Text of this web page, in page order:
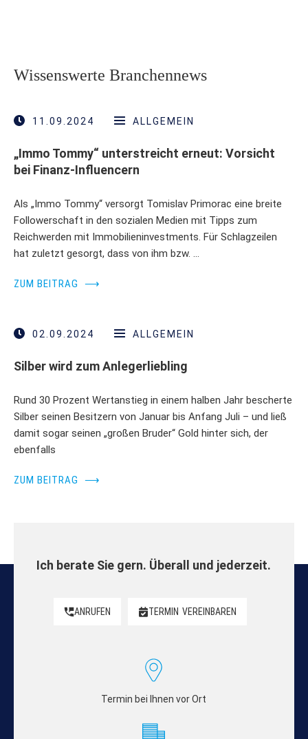
Wissenswerte Branchennews
11.09.2024 ALLGEMEIN
„Immo Tommy“ unterstreicht erneut: Vorsicht
bei Finanz-Influencern
Als „Immo Tommy“ versorgt Tomislav Primorac eine breite
Followerschaft in den sozialen Medien mit Tipps zum
Reichwerden mit Immobilieninvestments. Für Schlagzeilen
hat zuletzt gesorgt, dass von ihm bzw. …
ZUM BEITRAG ⟶
02.09.2024 ALLGEMEIN
Silber wird zum Anlegerliebling
Rund 30 Prozent Wertanstieg in einem halben Jahr bescherte
Silber seinen Besitzern von Januar bis Anfang Juli – und ließ
damit sogar seinen „großen Bruder“ Gold hinter sich, der
ebenfalls
ZUM BEITRAG ⟶
Ich berate Sie gern. Überall und jederzeit.
ANRUFEN TERMIN VEREINBAREN
Termin bei Ihnen vor Ort